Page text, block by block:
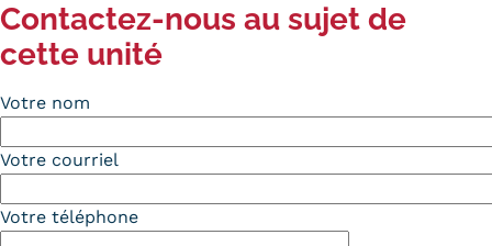
Contactez-nous au sujet de
cette unité
Votre nom
Votre courriel
Votre téléphone